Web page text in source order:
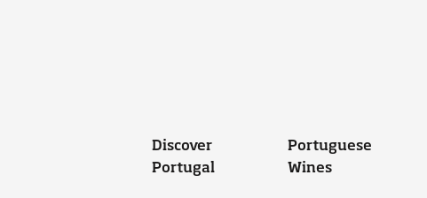
Discover
Portugal
Portuguese
Wines